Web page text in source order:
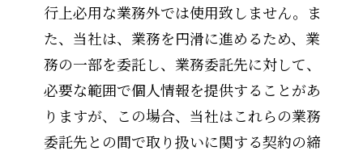
行上必用な業務外では使用致しません。ま
た、当社は、業務を円滑に進めるため、業
務の一部を委託し、業務委託先に対して、
必要な範囲で個人情報を提供することがあ
りますが、この場合、当社はこれらの業務
委託先との間で取り扱いに関する契約の締